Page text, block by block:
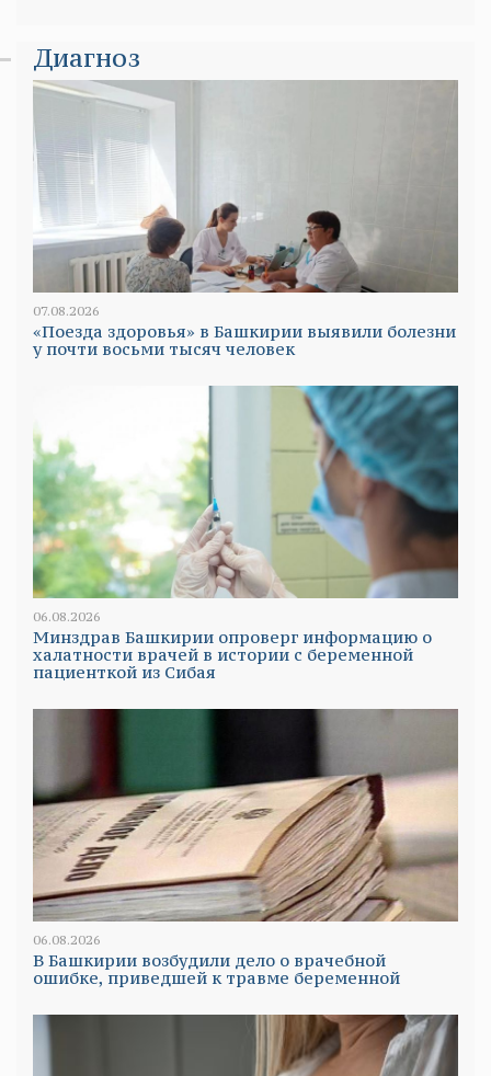
Диагноз
07.08.2026
«Поезда здоровья» в Башкирии выявили болезни
у почти восьми тысяч человек
06.08.2026
Минздрав Башкирии опроверг информацию о
халатности врачей в истории с беременной
пациенткой из Сибая
06.08.2026
В Башкирии возбудили дело о врачебной
ошибке, приведшей к травме беременной